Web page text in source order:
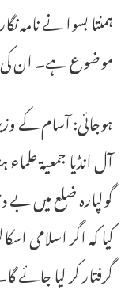
ہمنتا بسوا نے
موضوع ہے۔ ان
آل انڈیا جمعیۃ
گولپارہ ضلع میں بے
کیا کہ اگر اسلامی
گرفتار کر لیا جائے